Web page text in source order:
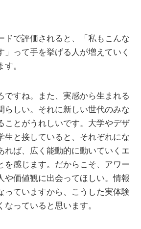
ドで評価されると、「私もこんな
」って手を挙げる人が増えていく
。
ですね。また、実感から生まれる
らしい。それに新しい世代のみな
ことがうれしいです。大学やデザ
生と接していると、それぞれにな
れば、広く能動的に動いていくエ
を感じます。だからこそ、アワー
や価値観に出会ってほしい。情報
っていますから、こうした実体験
っていると思います。